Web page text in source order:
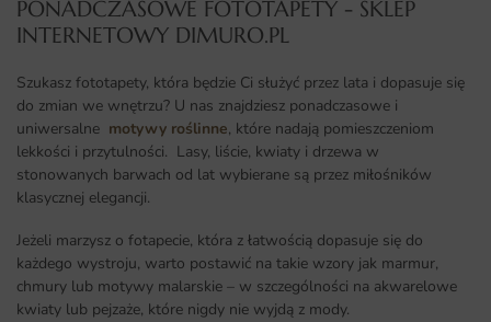
PONADCZASOWE FOTOTAPETY - SKLEP
INTERNETOWY DIMURO.PL​
Szukasz fototapety, która będzie Ci służyć przez lata i dopasuje się
do zmian we wnętrzu? U nas znajdziesz ponadczasowe i
uniwersalne motywy roślinne, które nadają pomieszczeniom
lekkości i przytulności. Lasy, liście, kwiaty i drzewa w
stonowanych barwach od lat wybierane są przez miłośników
klasycznej elegancji.
Jeżeli marzysz o fotapecie, która z łatwością dopasuje się do
każdego wystroju, warto postawić na takie wzory jak marmur,
chmury lub motywy malarskie – w szczególności na akwarelowe
kwiaty lub pejzaże, które nigdy nie wyjdą z mody.